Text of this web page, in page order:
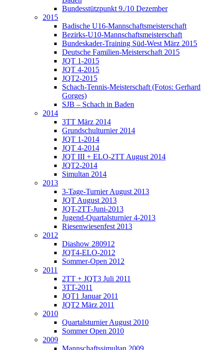
Bundesstützpunkt 9./10 Dezember
2015
Badische U16-Mannschaftsmeisterschaft
Bezirks-U10-Mannschaftsmeisterschaft
Bundeskader-Training Süd-West März 2015
Deutsche Familien-Meisterschaft 2015
JQT 1-2015
JQT 4-2015
JQT2-2015
Schach-Tennis-Meisterschaft (Fotos: Gerhard
Gorges)
SJB – Schach in Baden
2014
3TT März 2014
Grundschulturnier 2014
JQT 1-2014
JQT 4-2014
JQT III + ELO-2TT August 2014
JQT2-2014
Simultan 2014
2013
3-Tage-Turnier August 2013
JQT August 2013
JQT-2TT-Juni-2013
Jugend-Quartalsturnier 4-2013
Riesenwiesenfest 2013
2012
Diashow 280912
JQT4-ELO-2012
Sommer-Open 2012
2011
2TT + JQT3 Juli 2011
3TT-2011
JQT1 Januar 2011
JQT2 März 2011
2010
Quartalsturnier August 2010
Sommer Open 2010
2009
Mannschaftssimultan 2009